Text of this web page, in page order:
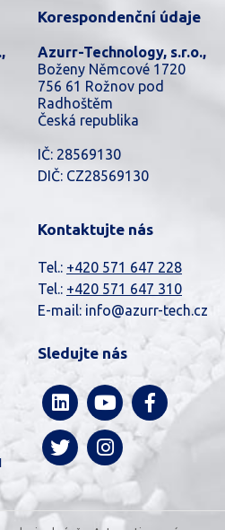
Korespondenční údaje
Azurr-Technology, s.r.o.,
Boženy Němcové 1720
756 61 Rožnov pod
Radhoštěm
Česká republika
IČ: 28569130
DIČ: CZ28569130
Kontaktujte nás
Tel.: +420 571 647 228
Tel.: +420 571 647 310
E-mail: info@azurr-tech.cz
Sledujte nás